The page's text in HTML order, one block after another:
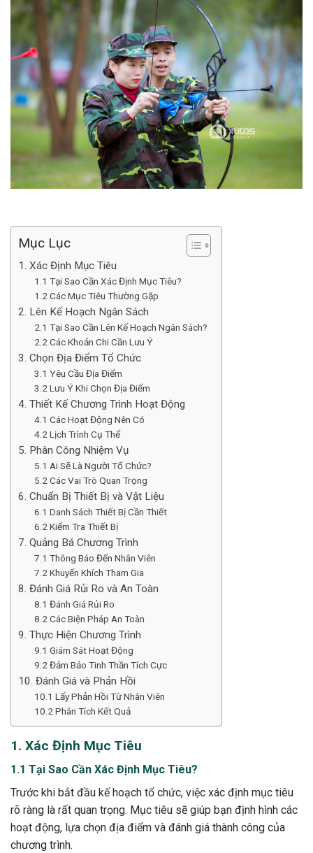
Mục Lục
1. Xác Định Mục Tiêu
1.1 Tại Sao Cần Xác Định Mục Tiêu?
1.2 Các Mục Tiêu Thường Gặp
2. Lên Kế Hoạch Ngân Sách
2.1 Tại Sao Cần Lên Kế Hoạch Ngân Sách?
2.2 Các Khoản Chi Cần Lưu Ý
3. Chọn Địa Điểm Tổ Chức
3.1 Yêu Cầu Địa Điểm
3.2 Lưu Ý Khi Chọn Địa Điểm
4. Thiết Kế Chương Trình Hoạt Động
4.1 Các Hoạt Động Nên Có
4.2 Lịch Trình Cụ Thể
5. Phân Công Nhiệm Vụ
5.1 Ai Sẽ Là Người Tổ Chức?
5.2 Các Vai Trò Quan Trọng
6. Chuẩn Bị Thiết Bị và Vật Liệu
6.1 Danh Sách Thiết Bị Cần Thiết
6.2 Kiểm Tra Thiết Bị
7. Quảng Bá Chương Trình
7.1 Thông Báo Đến Nhân Viên
7.2 Khuyến Khích Tham Gia
8. Đánh Giá Rủi Ro và An Toàn
8.1 Đánh Giá Rủi Ro
8.2 Các Biện Pháp An Toàn
9. Thực Hiện Chương Trình
9.1 Giám Sát Hoạt Động
9.2 Đảm Bảo Tinh Thần Tích Cực
10. Đánh Giá và Phản Hồi
10.1 Lấy Phản Hồi Từ Nhân Viên
10.2 Phân Tích Kết Quả
1. Xác Định Mục Tiêu
1.1 Tại Sao Cần Xác Định Mục Tiêu?
Trước khi bắt đầu kế hoạch tổ chức, việc xác định mục tiêu
rõ ràng là rất quan trọng. Mục tiêu sẽ giúp bạn định hình các
hoạt động, lựa chọn địa điểm và đánh giá thành công của
chương trình.